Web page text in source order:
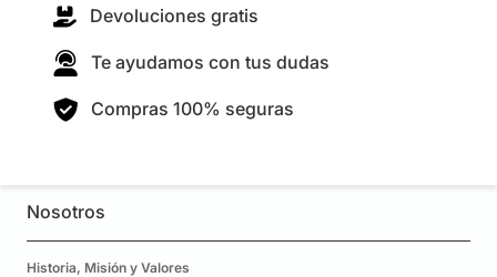
Devoluciones gratis
Te ayudamos con tus dudas
Compras 100% seguras
Nosotros
Historia, Misión y Valores